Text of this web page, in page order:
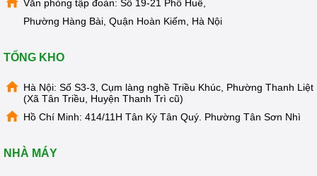
Văn phòng tập đoàn: Số 19-21 Phố Huế,
Phường Hàng Bài, Quận Hoàn Kiếm, Hà Nội
TỔNG KHO
Hà Nội: Số S3-3, Cụm làng nghề Triều Khúc, Phường Thanh Liệt
(Xã Tân Triều, Huyện Thanh Trì cũ)
Hồ Chí Minh: 414/11H Tân Kỳ Tân Quý. Phường Tân Sơn Nhì
NHÀ MÁY